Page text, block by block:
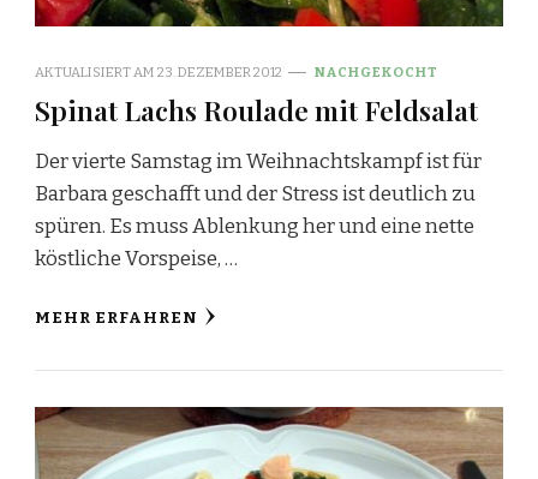
AKTUALISIERT AM 23. DEZEMBER 2012 NACHGEKOCHT
Spinat Lachs Roulade mit Feldsalat
Der vierte Samstag im Weihnachtskampf ist für
Barbara geschafft und der Stress ist deutlich zu
spüren. Es muss Ablenkung her und eine nette
köstliche Vorspeise, …
MEHR ERFAHREN